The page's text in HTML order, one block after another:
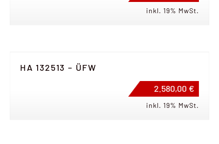
inkl. 19% MwSt.
HA 132513 – ÜFW
2.580,00 €
inkl. 19% MwSt.